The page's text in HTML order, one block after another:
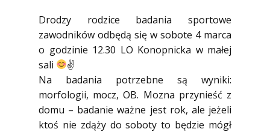
Drodzy rodzice badania sportowe
zawodników odbędą się w sobote 4 marca
o godzinie 12.30 LO Konopnicka w małej
sali
✌️
Na badania potrzebne są wyniki:
morfologii, mocz, OB. Mozna przynieść z
domu – badanie ważne jest rok, ale jeżeli
ktoś nie zdąży do soboty to będzie mógł